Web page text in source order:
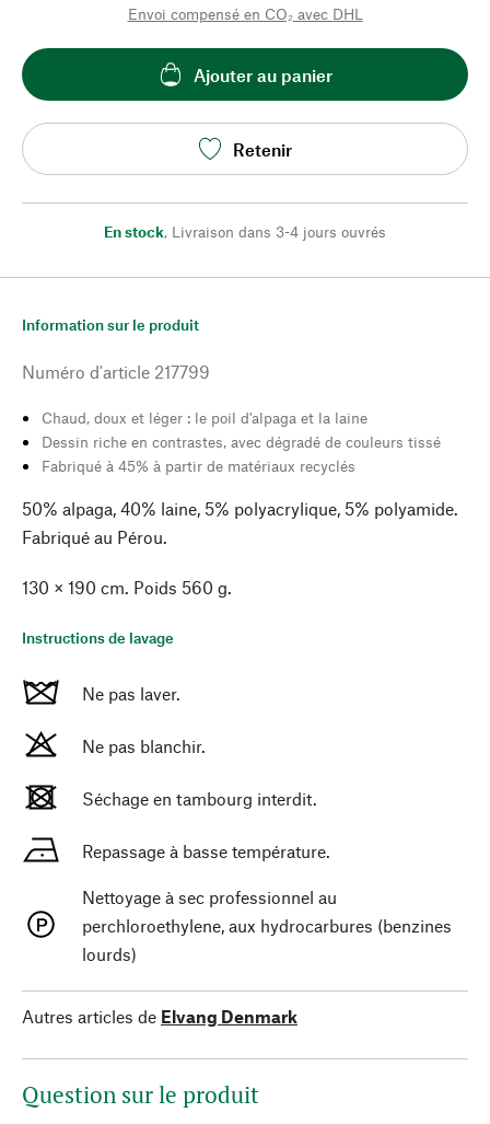
Envoi compensé en CO₂ avec DHL
Ajouter au panier
Retenir
En stock, Livraison dans 3-4 jours ouvrés
Information sur le produit
Numéro d'article 217799
Chaud, doux et léger : le poil d'alpaga et la laine
Dessin riche en contrastes, avec dégradé de couleurs tissé
Fabriqué à 45% à partir de matériaux recyclés
50% alpaga, 40% laine, 5% polyacrylique, 5% polyamide.
Fabriqué au Pérou.
130 × 190 cm. Poids 560 g.
Instructions de lavage
Ne pas laver.
Ne pas blanchir.
Séchage en tambourg interdit.
Repassage à basse température.
Nettoyage à sec professionnel au
perchloroethylene, aux hydrocarbures (benzines
lourds)
Autres articles de Elvang Denmark
Question sur le produit